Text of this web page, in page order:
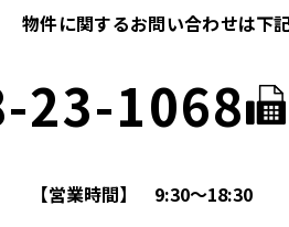
物件に関するお問い合わせは下
23-1068
【営業時間】 9:30～18:30